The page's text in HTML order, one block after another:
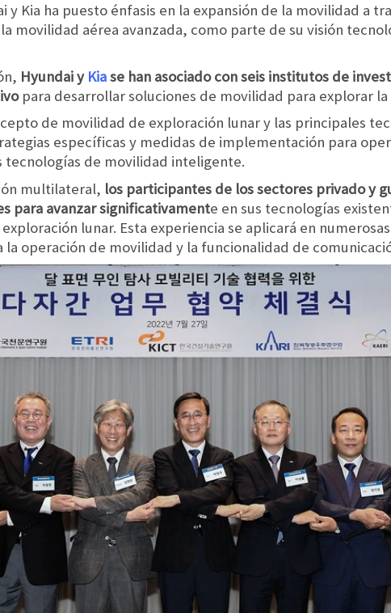
y Kia ha puesto énfasis en la expansión de la movilidad a
movilidad aérea avanzada, como parte de su visión
Hyundai y Kiase han asociado con seis institutos de
para desarrollar soluciones de movilidad para explorar la
de movilidad de exploración lunar y las principales
específicas y medidas de implementación para
tecnologías de movilidad inteligente.
multilateral, los participantes de los sectores privado y
para avanzar significativamente en sus tecnologías
lunar. Esta experiencia se aplicará en
operación de movilidad y la funcionalidad de